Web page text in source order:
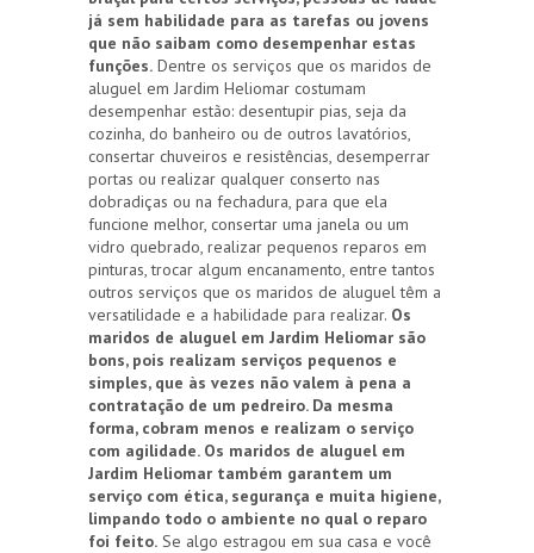
já sem habilidade para as tarefas ou jovens
que não saibam como desempenhar estas
funções. Dentre os serviços que os maridos de
aluguel em Jardim Heliomar costumam
desempenhar estão: desentupir pias, seja da
cozinha, do banheiro ou de outros lavatórios,
consertar chuveiros e resistências, desemperrar
portas ou realizar qualquer conserto nas
dobradiças ou na fechadura, para que ela
funcione melhor, consertar uma janela ou um
vidro quebrado, realizar pequenos reparos em
pinturas, trocar algum encanamento, entre tantos
outros serviços que os maridos de aluguel têm a
versatilidade e a habilidade para realizar. Os
maridos de aluguel em Jardim Heliomar são
bons, pois realizam serviços pequenos e
simples, que às vezes não valem à pena a
contratação de um pedreiro. Da mesma
forma, cobram menos e realizam o serviço
com agilidade. Os maridos de aluguel em
Jardim Heliomar também garantem um
serviço com ética, segurança e muita higiene,
limpando todo o ambiente no qual o reparo
foi feito. Se algo estragou em sua casa e você